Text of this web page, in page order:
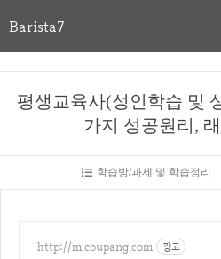
Barista7
평생교육사(성인학습 및
가지 성공원리,
학습방/과제 및 학습정리
http://m.coupang.com 광고